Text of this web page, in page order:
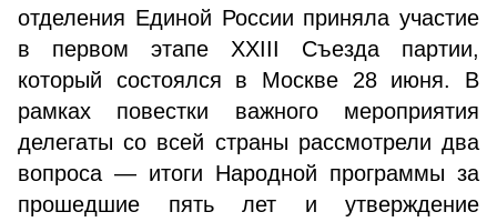
отделения Единой России приняла участие
в первом этапе XXIII Съезда партии,
который состоялся в Москве 28 июня. В
рамках повестки важного мероприятия
делегаты со всей страны рассмотрели два
вопроса — итоги Народной программы за
прошедшие пять лет и утверждение